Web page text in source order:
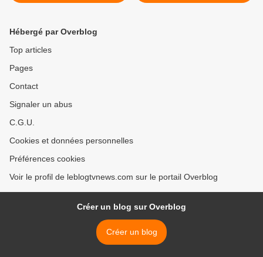
Hébergé par Overblog
Top articles
Pages
Contact
Signaler un abus
C.G.U.
Cookies et données personnelles
Préférences cookies
Voir le profil de leblogtvnews.com sur le portail Overblog
Créer un blog sur Overblog
Créer un blog